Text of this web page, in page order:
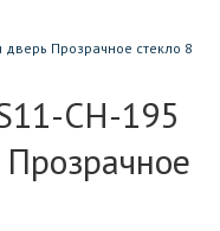
Прозрачное стекло 8
CH-195